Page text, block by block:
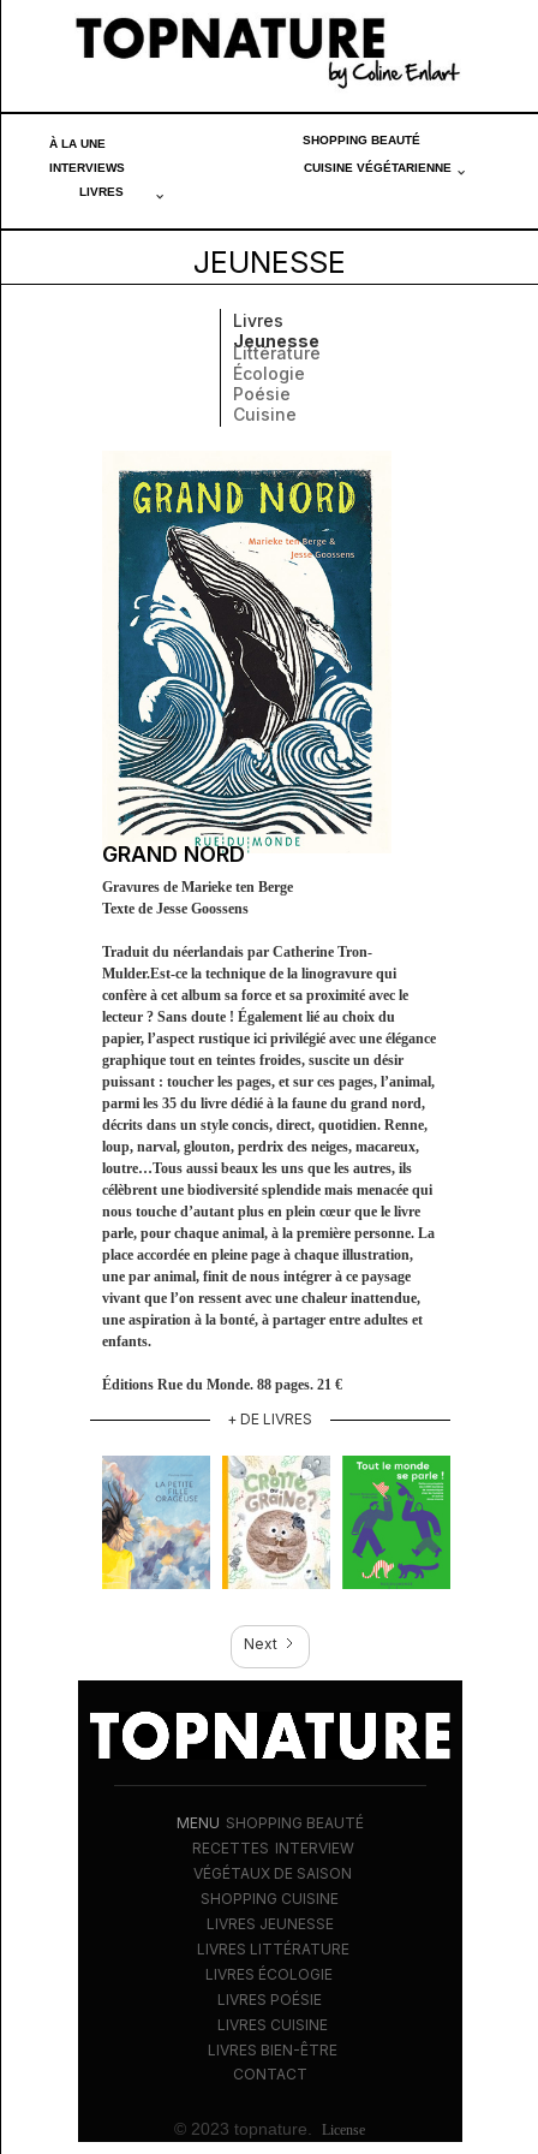
À LA UNE SHOPPING BEAUTÉ
INTERVIEWS
CUISINE VÉGÉTARIENNE
LIVRES
JEUNESSE
Livres
Jeunesse
Littérature
Écologie
Poésie
Cuisine
GRAND NORD
Gravures de Marieke ten Berge
Texte de Jesse Goossens
Traduit du néerlandais par Catherine Tron-
Mulder.Est-ce la technique de la linogravure qui
confère à cet album sa force et sa proximité avec le
lecteur ? Sans doute ! Également lié au choix du
papier, l’aspect rustique ici privilégié avec une élégance
graphique tout en teintes froides, suscite un désir
puissant : toucher les pages, et sur ces pages, l’animal,
parmi les 35 du livre dédié à la faune du grand nord,
décrits dans un style concis, direct, quotidien. Renne,
loup, narval, glouton, perdrix des neiges, macareux,
loutre…Tous aussi beaux les uns que les autres, ils
célèbrent une biodiversité splendide mais menacée qui
nous touche d’autant plus en plein cœur que le livre
parle, pour chaque animal, à la première personne. La
place accordée en pleine page à chaque illustration,
une par animal, finit de nous intégrer à ce paysage
vivant que l’on ressent avec une chaleur inattendue,
une aspiration à la bonté, à partager entre adultes et
enfants.
Éditions Rue du Monde. 88 pages. 21 €
+ DE LIVRES
Next
MENU SHOPPING BEAUTÉ
RECETTES INTERVIEW
VÉGÉTAUX DE SAISON
SHOPPING CUISINE
LIVRES JEUNESSE
LIVRES LITTÉRATURE
LIVRES ÉCOLOGIE
LIVRES POÉSIE
LIVRES CUISINE
LIVRES BIEN-ÊTRE
CONTACT
© 2023 topnature. License